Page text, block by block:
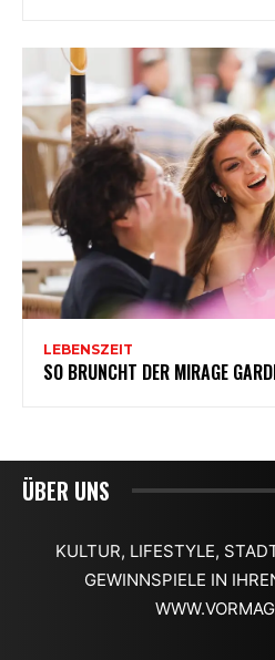
ÜBER UNS
KULTUR, LIFESTYLE,
GEWINNSPIELE IN